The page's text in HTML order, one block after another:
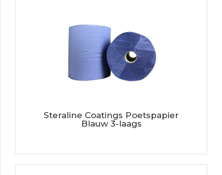
Steraline Coatings Poetspapier
Blauw 3-laags